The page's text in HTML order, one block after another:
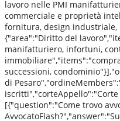
lavoro nelle PMI
commerciale e proprietà
fornitura, design
{"area":"Diritto del
manifatturiero, infortuni,
successioni,
di
[{"question":"Come trovo